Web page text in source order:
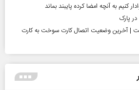
کنیم به آنچه امضا کرده پایبند بماند
پابرجاست | آخرین وضعیت اتصال کارت سوخت به کارت